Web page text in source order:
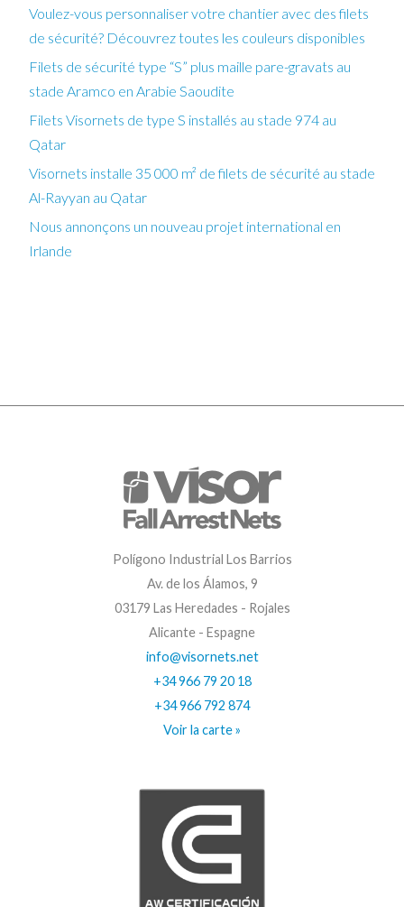
Voulez-vous personnaliser votre chantier avec des filets
de sécurité? Découvrez toutes les couleurs disponibles
Filets de sécurité type “S” plus maille pare-gravats au
stade Aramco en Arabie Saoudite
Filets Visornets de type S installés au stade 974 au
Qatar
Visornets installe 35 000 m² de filets de sécurité au stade
Al-Rayyan au Qatar
Nous annonçons un nouveau projet international en
Irlande
Polígono Industrial Los Barrios
Av. de los Álamos, 9
03179 Las Heredades - Rojales
Alicante - Espagne
info@visornets.net
+34 966 79 20 18
+34 966 792 874
Voir la carte »